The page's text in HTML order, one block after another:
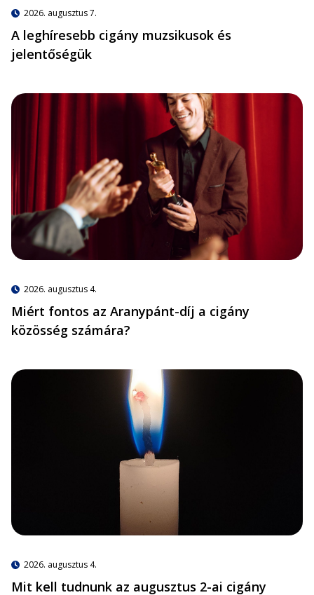
2026. augusztus 7.
A leghíresebb cigány muzsikusok és
jelentőségük
2026. augusztus 4.
Miért fontos az Aranypánt-díj a cigány
közösség számára?
2026. augusztus 4.
Mit kell tudnunk az augusztus 2-ai cigány